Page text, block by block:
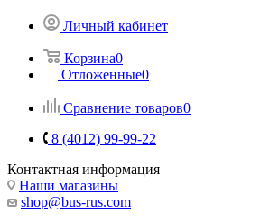
Личный кабинет
Корзина0
Отложенные0
Сравнение товаров0
8 (4012) 99-99-22
Контактная информация
Наши магазины
shop@bus-rus.com